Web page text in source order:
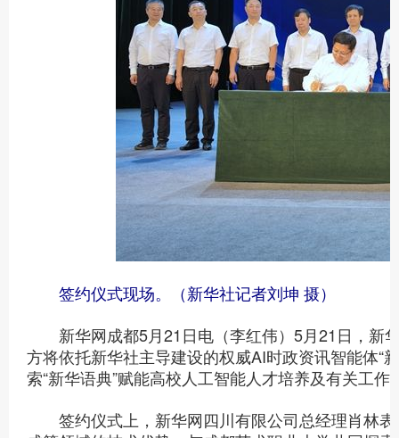
签约仪式现场。（新华社记者刘坤 摄）
新华网成都5月21日电（李红伟）5月21日，新华
方将依托新华社主导建设的权威AI时政资讯智能体“
索“新华语典”赋能高校人工智能人才培养及有关工作
签约仪式上，新华网四川有限公司总经理肖林表